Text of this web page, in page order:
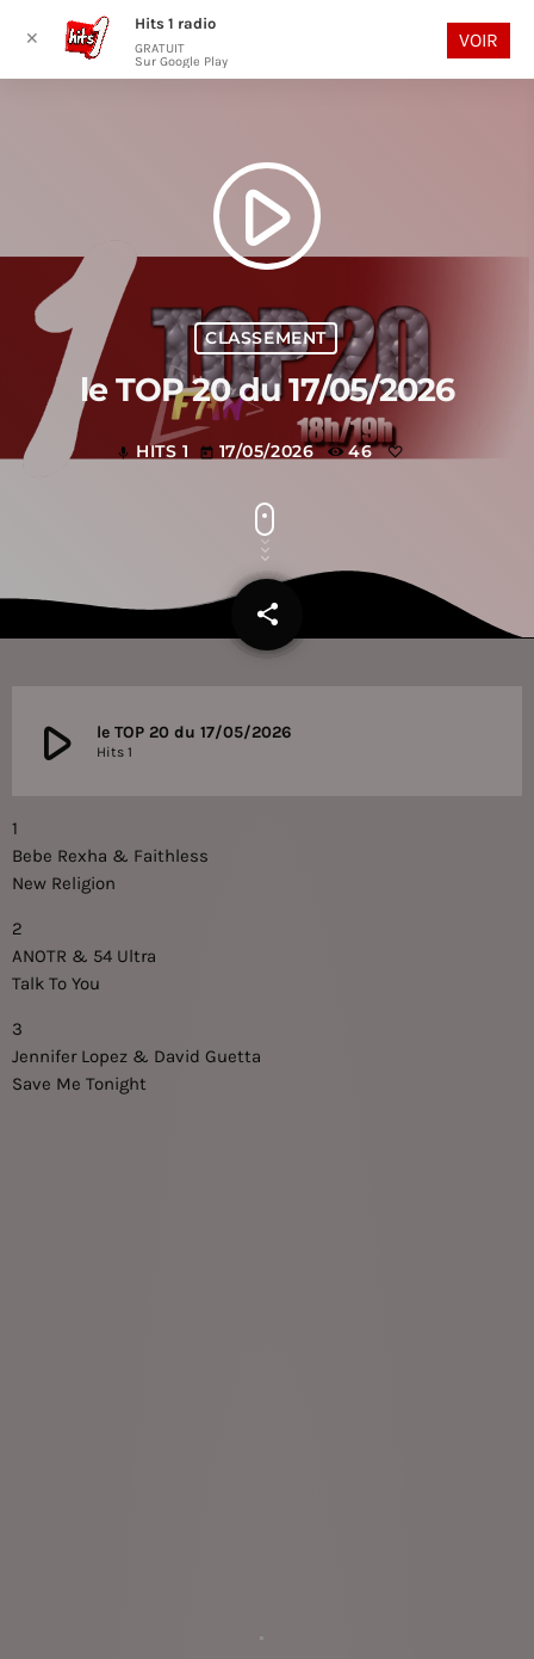
play_arrow
play_arrow
CLASSEMENT
le TOP 20 du 17/05/2026
mic HITS 1 today 17/05/2026 46
share
email
play_arrow le TOP 20 du 17/05/2026
Hits 1
1
Bebe Rexha & Faithless
New Religion
2
ANOTR & 54 Ultra
Talk To You
3
Jennifer Lopez & David Guetta
Save Me Tonight
✕
Hits 1 radio
GRATUIT
Sur Google Play
VOIR